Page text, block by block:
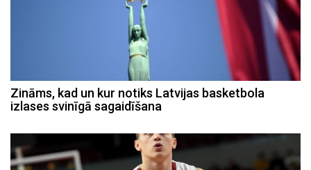
Zināms, kad un kur notiks Latvijas basketbola
izlases svinīgā sagaidīšana